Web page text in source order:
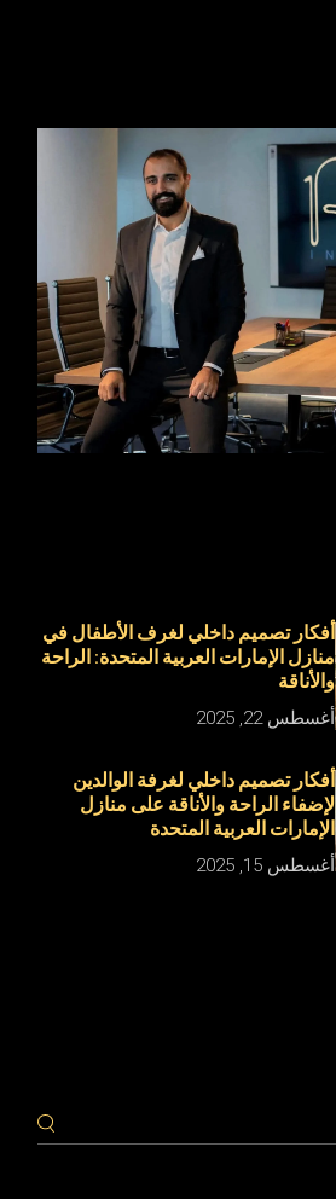
أفكار تصميم داخلي لغرف الأطفال في
منازل الإمارات العربية المتحدة: الراحة
والأناقة
أغسطس 22, 2025
أفكار تصميم داخلي لغرفة الوالدين
لإضفاء الراحة والأناقة على منازل
الإمارات العربية المتحدة
أغسطس 15, 2025